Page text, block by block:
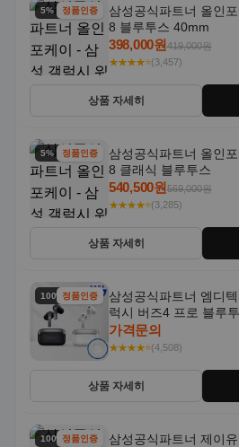
5% 할인정품인증
삼성공식파트너 올인
8 블루투스 40mm
398,000원419,000원
★★★★⭐(3,457)
상품 자세히
5% 할인정품인증
삼성공식파트너 올인
8 클래식 블루투스
540,500원569,000원
★★★★⭐(3,285)
상품 자세히
100% 할인
정품인증
삼성공식파트너 엠디
럭시 버즈4 프로 블루
R640N
가격문의
★★★★⭐(4,508)
상품 자세히
100% 할인
정품인증
삼성공식파트너 제이